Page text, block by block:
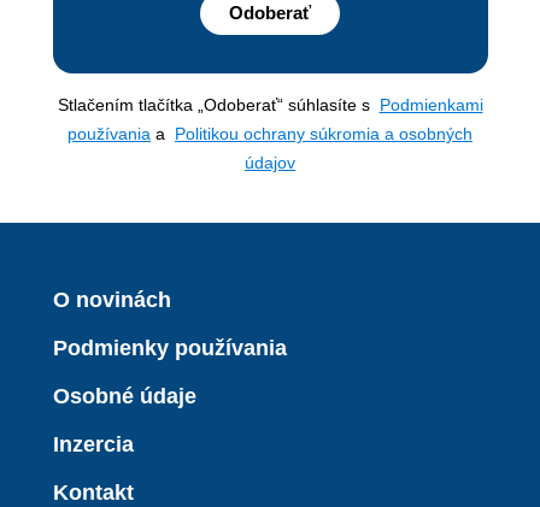
Odoberať
Stlačením tlačítka „Odoberať“ súhlasíte s Podmienkami
používania a Politikou ochrany súkromia a osobných
údajov
O novinách
Podmienky používania
Osobné údaje
Inzercia
Kontakt